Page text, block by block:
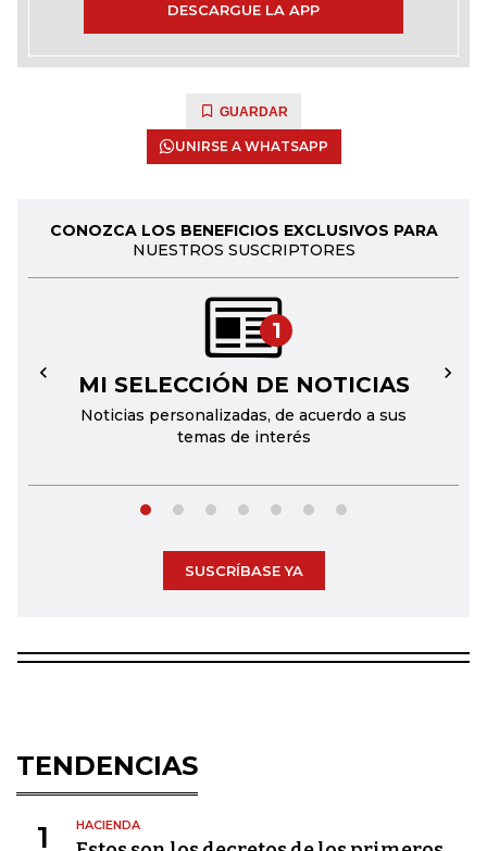
DESCARGUE LA APP
GUARDAR
UNIRSE A WHATSAPP
CONOZCA LOS BENEFICIOS EXCLUSIVOS PARA
NUESTROS SUSCRIPTORES
1
MI SELECCIÓN DE NOTICIAS
Noticias personalizadas, de acuerdo a sus
temas de interés
← →
SUSCRÍBASE YA
TENDENCIAS
1 HACIENDA